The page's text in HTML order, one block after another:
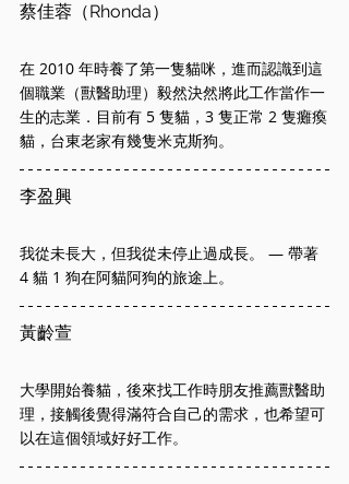
蔡佳蓉（Rhonda）
在 2010 年時養了第一隻貓咪，進而認識到這
個職業（獸醫助理）毅然決然將此工作當作一
生的志業．目前有 5 隻貓，3 隻正常 2 隻癱瘓
貓，台東老家有幾隻米克斯狗。
李盈興
我從未長大，但我從未停止過成長。 — 帶著
4 貓 1 狗在阿貓阿狗的旅途上。
黃齡萱
大學開始養貓，後來找工作時朋友推薦獸醫助
理，接觸後覺得滿符合自己的需求，也希望可
以在這個領域好好工作。